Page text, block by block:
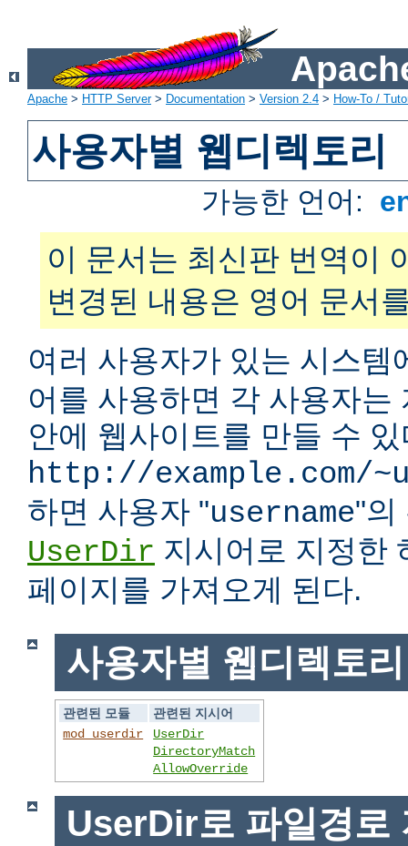
Apache > HTTP Server> Documentation > Version 2.4 > How-To /
사용자별 웹디렉토리
가능한 언어:
이 문서는 최신판 번역이
변경된 내용은 영어 문서
여러 사용자가 있는 시스템
어를 사용하면 각 사용자는
안에 웹사이트를 만들 수
http://example.com/
하면 사용자 "username"의
UserDir 지시어로 지정한
페이지를 가져오게 된다.
사용자별 웹디렉토리
관련된 모듈
관련된 지시어
mod_userdir
UserDir
DirectoryMatch
AllowOverride
UserDir로 파일경로